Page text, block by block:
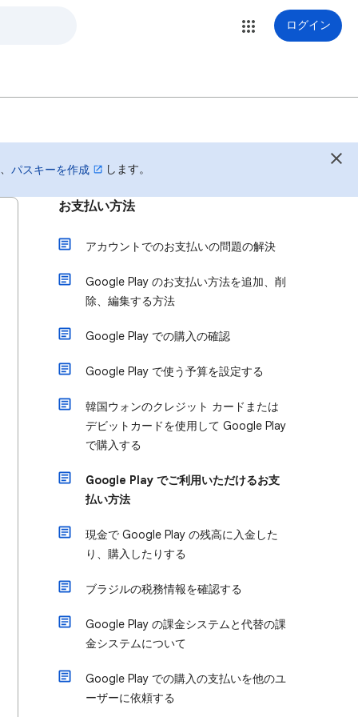
ログイン
パスキーを作成 します。
お支払い方法
アカウントでのお支払いの問題の解決
Google Play のお支払い方法を追加、削
除、編集する方法
Google Play での購入の確認
Google Play で使う予算を設定する
韓国ウォンのクレジット カードまたは
デビットカードを使用して Google Play
で購入する
Google Play でご利用いただけるお支
払い方法
現金で Google Play の残高に入金した
り、購入したりする
ブラジルの税務情報を確認する
Google Play の課金システムと代替の課
金システムについて
Google Play での購入の支払いを他のユ
ーザーに依頼する